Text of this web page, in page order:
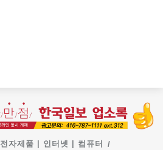
전자제품 | 인터넷 | 컴퓨터